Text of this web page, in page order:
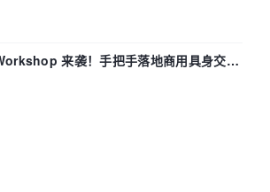
来袭！手把手落地商用具身交互